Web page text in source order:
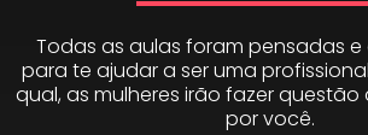
Todas as aulas foram pensadas
para te ajudar a ser uma
qual, as mulheres irão fazer
por você.